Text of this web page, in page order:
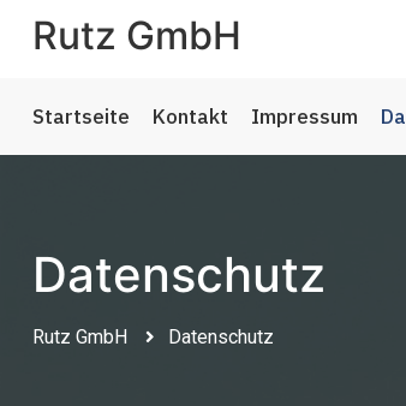
Rutz GmbH
Startseite Kontakt Impressum
Datenschutz
Rutz GmbH Datenschutz